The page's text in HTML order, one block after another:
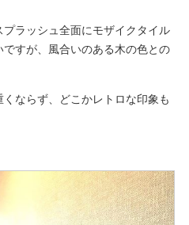
ラッシュ全面にモザイクタイル
すが、風合いのある木の色との
ならず、どこかレトロな印象も